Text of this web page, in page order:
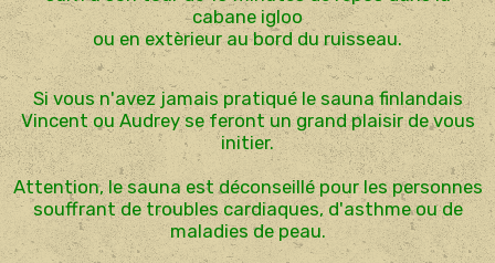
cabane igloo
ou en extèrieur au bord du ruisseau.
Si vous n'avez jamais pratiqué le sauna finlandais
Vincent ou Audrey se feront un grand plaisir de vous
initier.
Attention, le sauna est déconseillé pour les personnes
souffrant de troubles cardiaques, d'asthme ou de
maladies de peau.